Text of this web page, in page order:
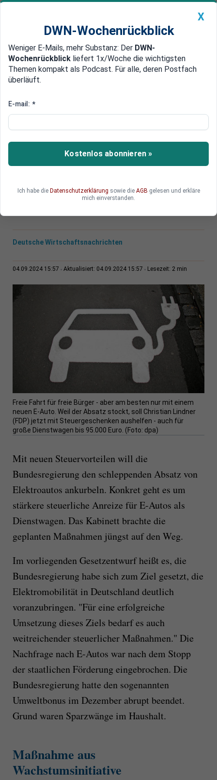
Newsticker MEIN DWN: Geldanlage Premium
Edelmetalle DWN-Magazin China
Bundesregierung plant neue
Freie Fahrt für freie Bürger - aber eigentlich nur
mit einem neuen E-Auto. Weil der Absatz stockt,
soll Christian Lindner (FDP) jetzt mit
Dienstwagen bis 95.000 Euro. Das finden nicht
Deutsche Wirtschaftsnachrichten
04.09.2024 15:57 Aktualisiert: 04.09.2024 15:57 Lesezeit: 2 min
Freie Fahrt für freie Bürger - aber am besten nur mit einem
neuen E-Auto. Weil der Absatz stockt, soll Christian Lindner
(FDP) jetzt mit Steuergeschenken aushelfen - auch für
große Dienstwagen bis 95.000 Euro. (Foto: dpa)
Mit neuen Steuervorteilen will die
Bundesregierung den schleppenden Absatz von
Elektroautos ankurbeln. Konkret geht es um
stärkere steuerliche Anreize für E-Autos als
Dienstwagen. Das Kabinett brachte die
geplanten Maßnahmen jüngst auf den Weg.
Im vorliegenden Gesetzentwurf heißt es, die
Bundesregierung habe sich zum Ziel gesetzt, die
Elektromobilität in Deutschland deutlich
voranzubringen. "Für eine erfolgreiche
Umsetzung dieses Ziels bedarf es auch
weitreichender steuerlicher Maßnahmen." Die
Nachfrage nach E-Autos war nach dem Stopp
der staatlichen Förderung eingebrochen. Die
Bundesregierung hatte den sogenannten
Umweltbonus im Dezember abrupt beendet.
Grund waren Sparzwänge im Haushalt.
Maßnahme aus
Wachstumsinitiative
X
DWN-Wochenrückblick
Weniger E-Mails, mehr Substanz: Der DWN-
Wochenrückblick liefert 1x/Woche die wichtigsten
Themen kompakt als Podcast. Für alle, deren Postfach
überläuft.
E-mail: *
Kostenlos abonnieren »
Ich habe die Datenschutzerklärung sowie die AGB gelesen und erkläre
mich einverstanden.